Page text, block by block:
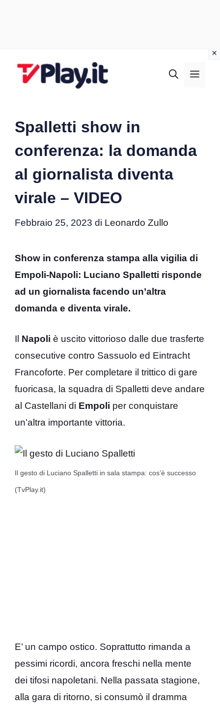
Spalletti show in
conferenza: la domanda
al giornalista diventa
virale – VIDEO
Febbraio 25, 2023 di Leonardo Zullo
Show in conferenza stampa alla vigilia di
Empoli-Napoli: Luciano Spalletti risponde
ad un giornalista facendo un’altra
domanda e diventa virale.
Il Napoli è uscito vittorioso dalle due trasferte
consecutive contro Sassuolo ed Eintracht
Francoforte. Per completare il trittico di gare
fuoricasa, la squadra di Spalletti deve andare
al Castellani di Empoli per conquistare
un’altra importante vittoria.
Il gesto di Luciano Spalletti in sala stampa: cos’è successo
(TvPlay.it)
E’ un campo ostico. Soprattutto rimanda a
pessimi ricordi, ancora freschi nella mente
dei tifosi napoletani. Nella passata stagione,
alla gara di ritorno, si consumò il dramma